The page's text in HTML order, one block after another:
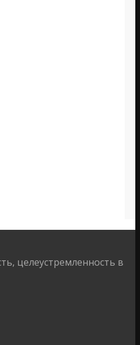
целеустремленность в